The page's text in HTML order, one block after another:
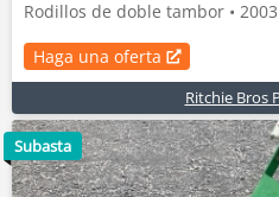
Rodillos de doble tambor •
Haga una oferta
Ritchie Bros
Subasta